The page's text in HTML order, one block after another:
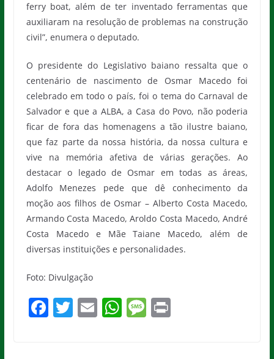
ferry boat, além de ter inventado ferramentas que
auxiliaram na resolução de problemas na construção
civil”, enumera o deputado.
O presidente do Legislativo baiano ressalta que o
centenário de nascimento de Osmar Macedo foi
celebrado em todo o país, foi o tema do Carnaval de
Salvador e que a ALBA, a Casa do Povo, não poderia
ficar de fora das homenagens a tão ilustre baiano,
que faz parte da nossa história, da nossa cultura e
vive na memória afetiva de várias gerações. Ao
destacar o legado de Osmar em todas as áreas,
Adolfo Menezes pede que dê conhecimento da
moção aos filhos de Osmar – Alberto Costa Macedo,
Armando Costa Macedo, Aroldo Costa Macedo, André
Costa Macedo e Mãe Taiane Macedo, além de
diversas instituições e personalidades.
Foto: Divulgação
F T E W M Pr